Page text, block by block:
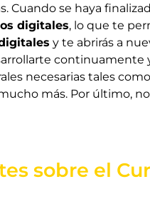
Cuando se haya
digitales, lo que te
y te abrirás a
continuamente
necesarias tales como
más. Por último,
sobre el